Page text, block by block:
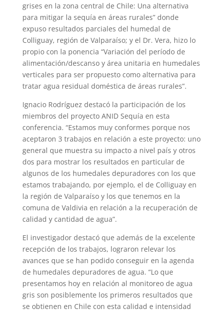
grises en la zona central de Chile: Una alternativa
para mitigar la sequía en áreas rurales” donde
expuso resultados parciales del humedal de
Colliguay, región de Valparaíso; y el Dr. Vera, hizo lo
propio con la ponencia “Variación del período de
alimentación/descanso y área unitaria en humedales
verticales para ser propuesto como alternativa para
tratar agua residual doméstica de áreas rurales”.
Ignacio Rodríguez destacó la participación de los
miembros del proyecto ANID Sequía en esta
conferencia. “Estamos muy conformes porque nos
aceptaron 3 trabajos en relación a este proyecto: uno
general que muestra su impacto a nivel país y otros
dos para mostrar los resultados en particular de
algunos de los humedales depuradores con los que
estamos trabajando, por ejemplo, el de Colliguay en
la región de Valparaíso y los que tenemos en la
comuna de Valdivia en relación a la recuperación de
calidad y cantidad de agua”.
El investigador destacó que además de la excelente
recepción de los trabajos, lograron relevar los
avances que se han podido conseguir en la agenda
de humedales depuradores de agua. “Lo que
presentamos hoy en relación al monitoreo de agua
gris son posiblemente los primeros resultados que
se obtienen en Chile con esta calidad e intensidad